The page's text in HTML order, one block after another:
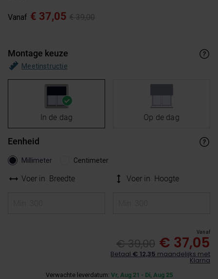
Vanaf € 39,00
€ 37,05
Montage keuze
Meetinstructie
In de dag Op de dag
Eenheid
Millimeter Centimeter
Voer in Breedte Voer in Hoogte
Vanaf
€ 39,00 € 37,05
Betaal € 12,35 maandelijks met
Klarna
Verwachte leverdatum: Vr, Aug 21 - Di, Aug 25